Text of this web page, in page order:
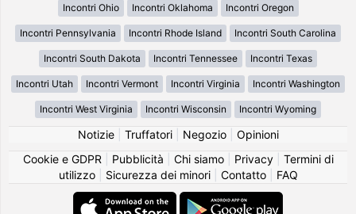
Incontri Ohio Incontri Oklahoma Incontri Oregon
Incontri Pennsylvania Incontri Rhode Island Incontri South Carolina
Incontri South Dakota Incontri Tennessee Incontri Texas
Incontri Utah Incontri Vermont Incontri Virginia Incontri Washington
Incontri West Virginia Incontri Wisconsin Incontri Wyoming
Notizie| Truffatori| Negozio| Opinioni
Cookie e GDPR
Pubblicità Chi siamo| Privacy| Termini di
utilizzo| Sicurezza dei minori| Contatto| FAQ